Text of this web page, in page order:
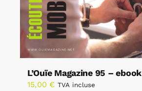
L’Ouïe Magazine 95 – ebook
15,00 € TVA incluse